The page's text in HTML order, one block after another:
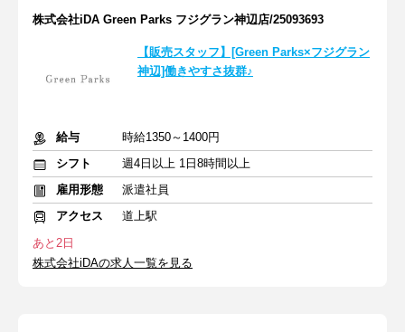
株式会社iDA Green Parks フジグラン神辺店/25093693
【販売スタッフ】[Green Parks×フジグラン
神辺]働きやすさ抜群♪
給与
時給1350～1400円
シフト
週4日以上 1日8時間以上
雇用形態
派遣社員
アクセス
道上駅
あと2日
株式会社iDAの求人一覧を見る